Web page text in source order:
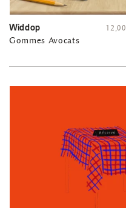
Widdop
Gommes Avocats
12,00